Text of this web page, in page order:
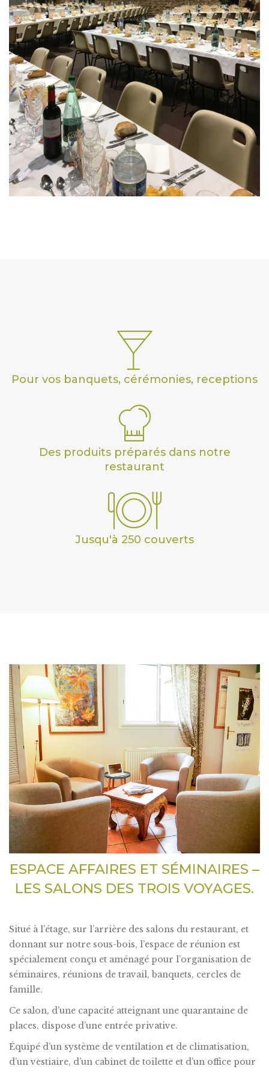
Pour vos banquets, cérémonies, receptions
Des produits préparés dans notre
restaurant
Jusqu'à 250 couverts
ESPACE AFFAIRES ET SÉMINAIRES –
LES SALONS DES TROIS VOYAGES.
Situé à l’étage, sur l’arrière des salons du restaurant, et
donnant sur notre sous-bois, l’espace de réunion est
spécialement conçu et aménagé pour l’organisation de
séminaires, réunions de travail, banquets, cercles de
famille.
Ce salon, d’une capacité atteignant une quarantaine de
places, dispose d’une entrée privative.
Équipé d’un système de ventilation et de climatisation,
d’un vestiaire, d’un cabinet de toilette et d’un office pour